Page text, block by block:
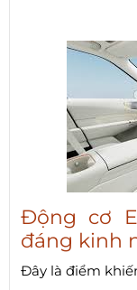
Động cơ
đáng kinh
Đây là điểm